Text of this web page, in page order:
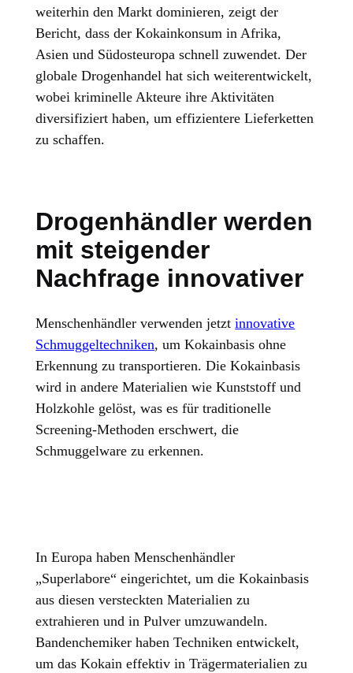
weiterhin den Markt dominieren, zeigt der
Bericht, dass der Kokainkonsum in Afrika,
Asien und Südosteuropa schnell zuwendet. Der
globale Drogenhandel hat sich weiterentwickelt,
wobei kriminelle Akteure ihre Aktivitäten
diversifiziert haben, um effizientere Lieferketten
zu schaffen.
Drogenhändler werden
mit steigender
Nachfrage innovativer
Menschenhändler verwenden jetztinnovative
Schmuggeltechniken, um Kokainbasis ohne
Erkennung zu transportieren. Die Kokainbasis
wird in andere Materialien wie Kunststoff und
Holzkohle gelöst,was es für traditionelle
Screening-Methoden erschwert, die
Schmuggelware zu erkennen.
In Europa haben Menschenhändler
„Superlabore“ eingerichtet, um die Kokainbasis
aus diesen versteckten Materialien zu
extrahieren und in Pulver umzuwandeln.
Bandenchemiker haben Techniken entwickelt,
um das Kokain effektiv in Trägermaterialien zu